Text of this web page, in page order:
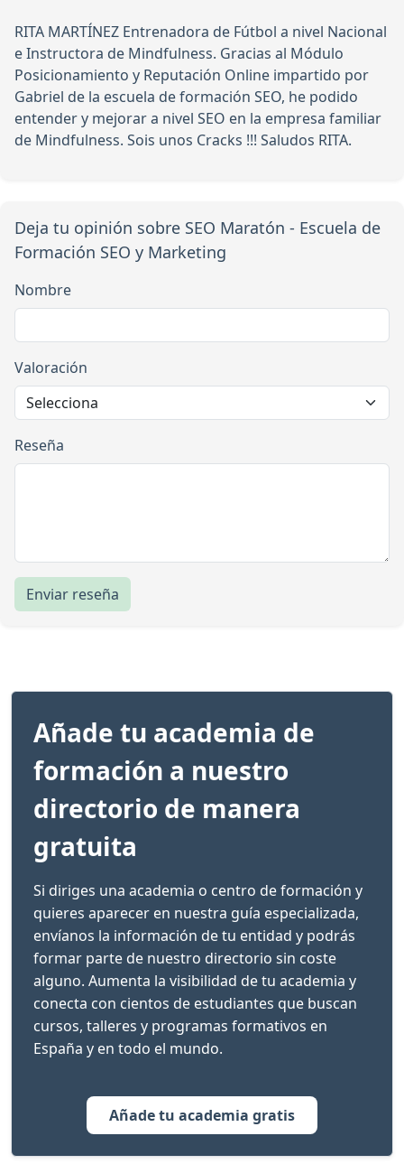
RITA MARTÍNEZ Entrenadora de Fútbol a nivel Nacional
e Instructora de Mindfulness. Gracias al Módulo
Posicionamiento y Reputación Online impartido por
Gabriel de la escuela de formación SEO, he podido
entender y mejorar a nivel SEO en la empresa familiar
de Mindfulness. Sois unos Cracks !!! Saludos RITA.
Deja tu opinión sobre SEO Maratón - Escuela de
Formación SEO y Marketing
Nombre
Valoración
Reseña
Enviar reseña
Añade tu academia de
formación a nuestro
directorio de manera
gratuita
Si diriges una academia o centro de formación y
quieres aparecer en nuestra guía especializada,
envíanos la información de tu entidad y podrás
formar parte de nuestro directorio sin coste
alguno. Aumenta la visibilidad de tu academia y
conecta con cientos de estudiantes que buscan
cursos, talleres y programas formativos en
España y en todo el mundo.
Añade tu academia gratis